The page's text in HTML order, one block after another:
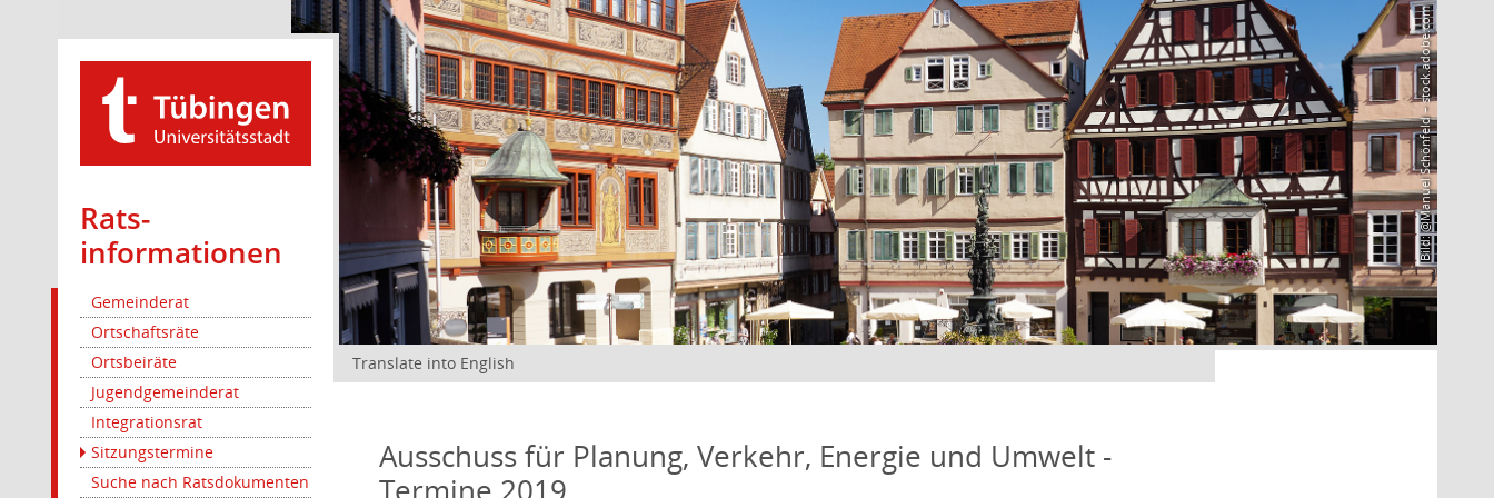
Rats­
informationen
Gemeinderat
Ortschaftsräte
Ortsbeiräte
Jugendgemeinderat
Integrationsrat
Sitzungstermine
Suche nach Ratsdokumenten
Bild: @Manuel Schönfeld – stock.adobe.com
Translate into English
Ausschuss für Planung, Verkehr, Energie und Umwelt -